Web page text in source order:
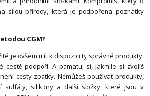
silou přírody, která je podpořena poznatky
CGM?
je ovšem mít k dispozici ty správné produkty,
cestě podpoří. A pamatuj si, jakmile si zvolíš
cesty zpátky. Nemůžeš používat produkty,
sulfáty, silikony a další složky, které jsou v